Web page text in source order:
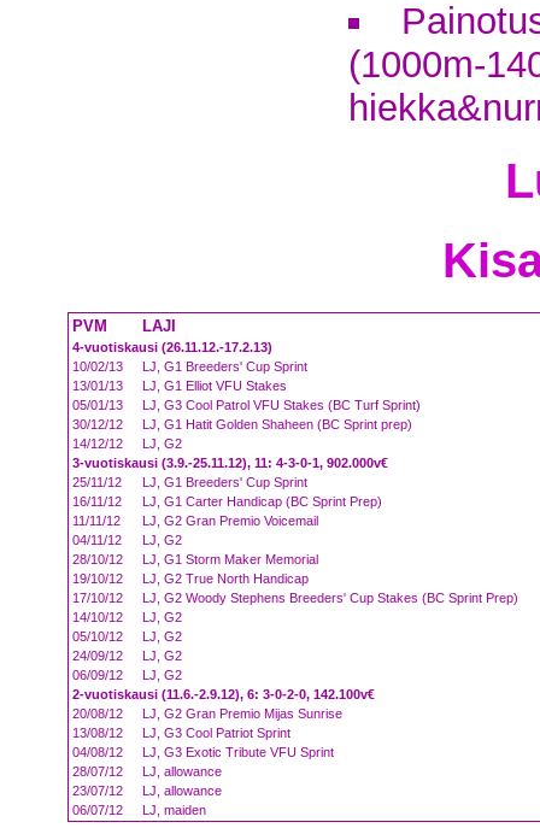
PVM LAJI
4-vuotiskausi (26.11.12.-17.2.13)
10/02/13
LJ, G1 Breeders' Cup Sprint
13/01/13
LJ, G1 Elliot VFU Stakes
05/01/13
LJ, G3 Cool Patrol VFU Stakes (BC Turf Sprint)
30/12/12
LJ, G1 Hatit Golden Shaheen (BC Sprint prep)
14/12/12
LJ, G2
3-vuotiskausi (3.9.-25.11.12), 11: 4-3-0-1, 902.000v€
25/11/12
LJ, G1 Breeders' Cup Sprint
16/11/12
LJ, G1 Carter Handicap (BC Sprint Prep)
11/11/12
LJ, G2 Gran Premio Voicemail
04/11/12
LJ, G2
28/10/12
LJ, G1 Storm Maker Memorial
19/10/12
LJ, G2 True North Handicap
17/10/12
LJ, G2 Woody Stephens Breeders' Cup Stakes (BC Sprint Prep)
14/10/12
LJ, G2
05/10/12
LJ, G2
24/09/12
LJ, G2
06/09/12
LJ, G2
2-vuotiskausi (11.6.-2.9.12), 6: 3-0-2-0, 142.100v€
20/08/12
LJ, G2 Gran Premio Mijas Sunrise
13/08/12
LJ, G3 Cool Patriot Sprint
04/08/12
LJ, G3 Exotic Tribute VFU Sprint
28/07/12
LJ, allowance
23/07/12
LJ, allowance
06/07/12
LJ, maiden